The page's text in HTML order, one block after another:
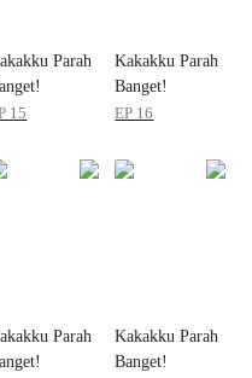
Parah
15
Kakakku Parah
Banget!
EP 16
Parah
Kakakku Parah
Banget!